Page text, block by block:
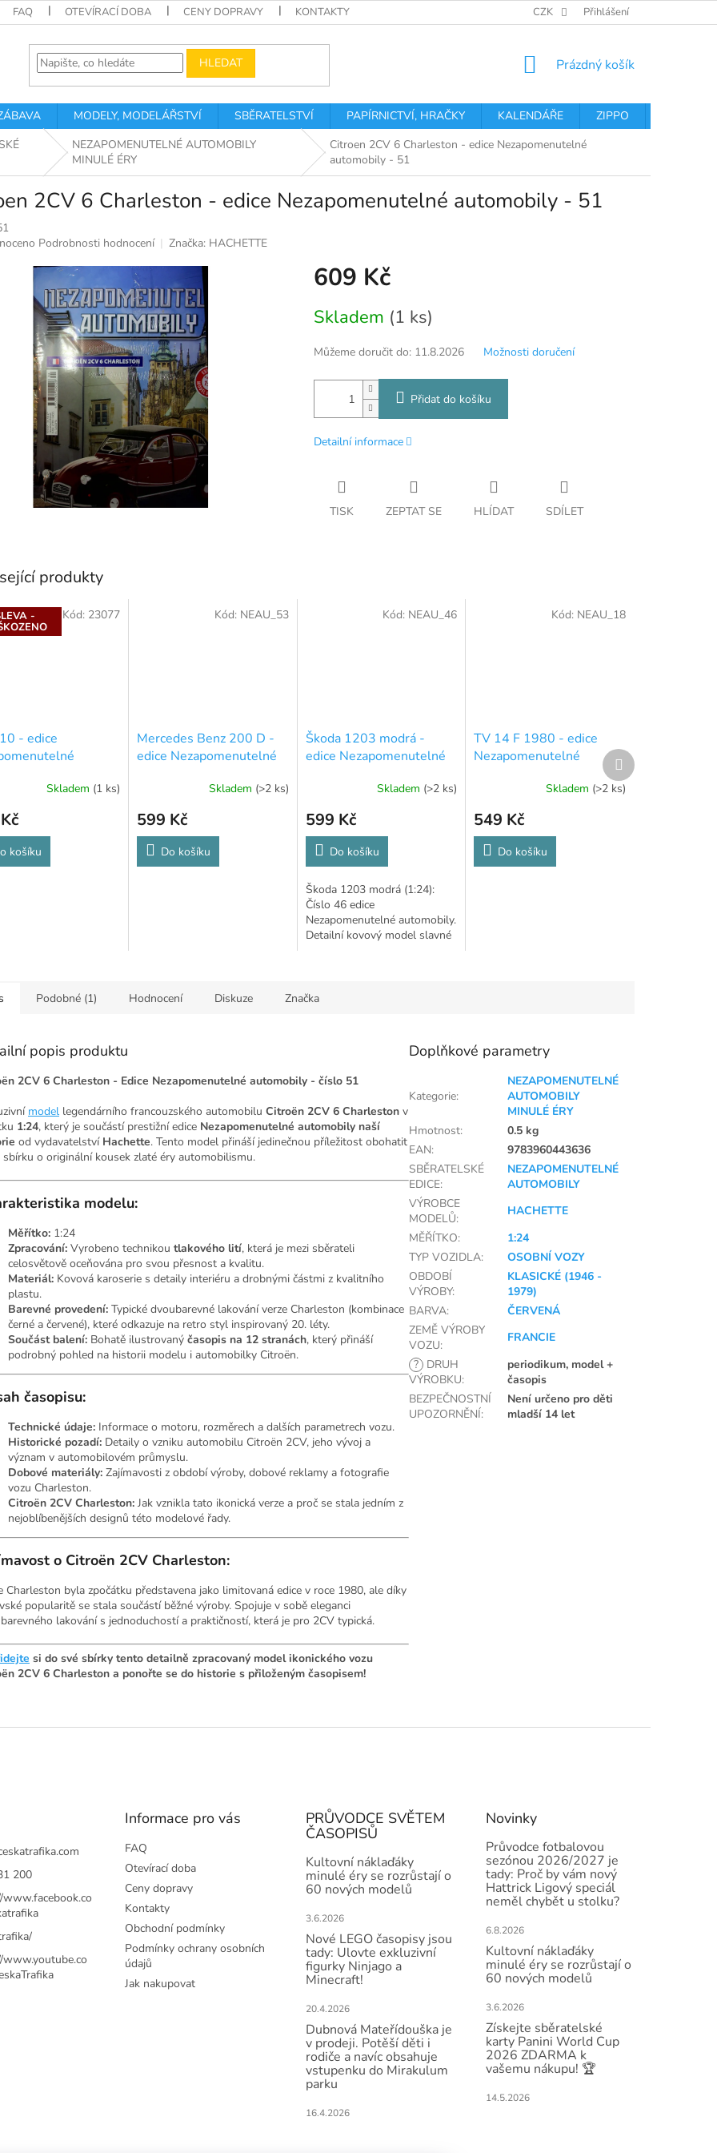
FAQ OTEVÍRACÍ DOBA CENY DOPRAVY KONTAKTY PODMÍNKY OCHRANY OSOBNÍCH
CZK Přihlášení
HLEDAT
NÁKUPNÍ
Prázdný košík
MODELY, MODELÁŘSTVÍ SBĚRATELSTVÍ PAPÍRNICTVÍ, HRAČKY KALENDÁŘE ZIPPO
NEZAPOMENUTELNÉ AUTOMOBILY
MINULÉ ÉRY
Citroen 2CV 6 Charleston - edice Nezapomenutelné
automobily - 51
2CV 6 Charleston - edice Nezapomenutelné automobily - 51
Podrobnosti hodnocení Značka: HACHETTE
609 Kč
cena:
Skladem (1 ks)
Můžeme doručit do: 11.8.2026 Možnosti doručení
Přidat do košíku
Detailní informace
TISK ZEPTAT SE HLÍDAT SDÍLET
produkty
-
- edice
díl interiéru
Skladem (1 ks)
košíku
Kód: 23077
Mercedes Benz 200 D -
edice Nezapomenutelné
Skladem (>2 ks)
599 Kč
Do košíku
Kód: NEAU_53
Škoda 1203 modrá -
edice Nezapomenutelné
Skladem (>2 ks)
599 Kč
Do košíku
Škoda 1203 modrá (1:24):
Číslo 46 edice
Nezapomenutelné automobily.
Detailní kovový model slavné
Kód: NEAU_46
TV 14 F 1980 - edice
Nezapomenutelné
Skladem (>2 ks)
549 Kč
Do košíku
Kód: NEAU_18
Další
produkt
Podobné (1) Hodnocení Diskuze Značka
popis produktu
2CV 6 Charleston - Edice Nezapomenutelné automobily - číslo 51
model legendárního francouzského automobilu Citroën 2CV 6 Charleston v
1:24, který je součástí prestižní edice Nezapomenutelné automobily naší
od vydavatelství Hachette. Tento model přináší jedinečnou příležitost obohatit
sbírku o originální kousek zlaté éry automobilismu.
modelu:
Měřítko: 1:24
Zpracování: Vyrobeno technikou tlakového lití, která je mezi sběrateli
celosvětově oceňována pro svou přesnost a kvalitu.
Materiál: Kovová karoserie s detaily interiéru a drobnými částmi z kvalitního
plastu.
Barevné provedení: Typické dvoubarevné lakování verze Charleston (kombinace
černé a červené), které odkazuje na retro styl inspirovaný 20. léty.
Součást balení: Bohatě ilustrovaný časopis na 12 stranách, který přináší
podrobný pohled na historii modelu i automobilky Citroën.
časopisu:
Technické údaje: Informace o motoru, rozměrech a dalších parametrech vozu.
Historické pozadí: Detaily o vzniku automobilu Citroën 2CV, jeho vývoj a
význam v automobilovém průmyslu.
Dobové materiály: Zajímavosti z období výroby, dobové reklamy a fotografie
vozu Charleston.
Citroën 2CV Charleston: Jak vznikla tato ikonická verze a proč se stala jedním z
nejoblíbenějších designů této modelové řady.
o Citroën 2CV Charleston:
Charleston byla zpočátku představena jako limitovaná edice v roce 1980, ale díky
popularitě se stala součástí běžné výroby. Spojuje v sobě eleganci
lakování s jednoduchostí a praktičností, která je pro 2CV typická.
si do své sbírky tento detailně zpracovaný model ikonického vozu
2CV 6 Charleston a ponořte se do historie s přiloženým časopisem!
Doplňkové parametry
Kategorie:
NEZAPOMENUTELNÉ
AUTOMOBILY
MINULÉ ÉRY
Hmotnost:
0.5 kg
EAN:
9783960443636
SBĚRATELSKÉ
EDICE:
NEZAPOMENUTELNÉ
AUTOMOBILY
VÝROBCE
MODELŮ:
HACHETTE
MĚŘÍTKO:
1:24
TYP VOZIDLA:
OSOBNÍ VOZY
OBDOBÍ
VÝROBY:
KLASICKÉ (1946 -
1979)
BARVA:
ČERVENÁ
ZEMĚ VÝROBY
VOZU:
FRANCIE
? DRUH
VÝROBKU:
periodikum, model +
časopis
BEZPEČNOSTNÍ
UPOZORNĚNÍ:
Není určeno pro děti
mladší 14 let
200
Informace pro vás
FAQ
Otevírací doba
Ceny dopravy
Kontakty
Obchodní podmínky
Podmínky ochrany osobních
údajů
Jak nakupovat
PRŮVODCE SVĚTEM
ČASOPISŮ
Kultovní náklaďáky
minulé éry se rozrůstají o
60 nových modelů
3.6.2026
Nové LEGO časopisy jsou
tady: Ulovte exkluzivní
figurky Ninjago a
Minecraft!
20.4.2026
Dubnová Mateřídouška je
v prodeji. Potěší děti i
rodiče a navíc obsahuje
vstupenku do Mirakulum
parku
16.4.2026
Novinky
Průvodce fotbalovou
sezónou 2026/2027 je
tady: Proč by vám nový
Hattrick Ligový speciál
neměl chybět u stolku?
6.8.2026
Kultovní náklaďáky
minulé éry se rozrůstají o
60 nových modelů
3.6.2026
Získejte sběratelské
karty Panini World Cup
2026 ZDARMA k
vašemu nákupu! 🏆
14.5.2026